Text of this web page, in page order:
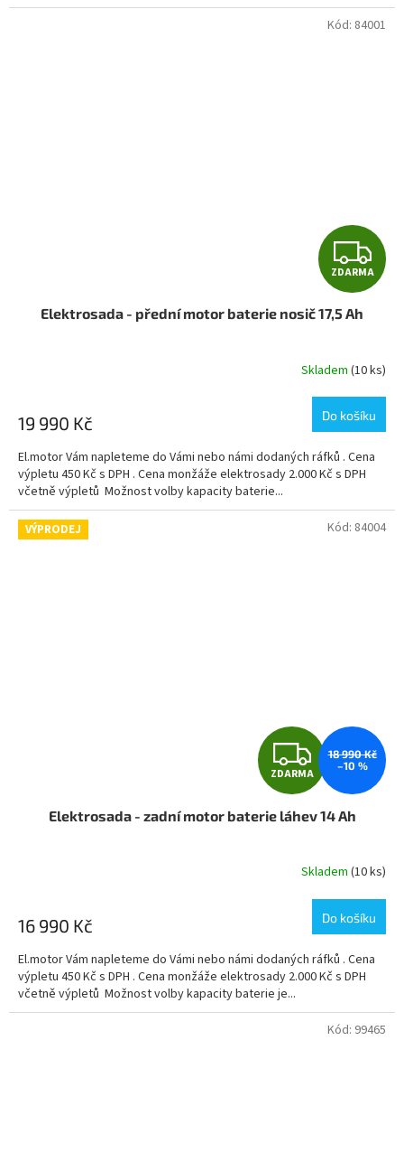
Z
D
R
M
A
ZDARMA
Elektrosada - přední motor baterie nosič 17,5 Ah
Skladem (10 ks)
19 990 Kč Do košíku
El.motor Vám napleteme do Vámi nebo námi dodaných ráfků . Cena
výpletu 450 Kč s DPH . Cena monžáže elektrosady 2.000 Kč s DPH
včetně výpletů Možnost volby kapacity baterie...
Kód: 84001
VÝPRODEJ
Z
D
A
R
M
A
ZDARMA
18 990 Kč
–10 %
Elektrosada - zadní motor baterie láhev 14 Ah
Skladem (10 ks)
16 990 Kč Do košíku
El.motor Vám napleteme do Vámi nebo námi dodaných ráfků . Cena
výpletu 450 Kč s DPH . Cena monžáže elektrosady 2.000 Kč s DPH
včetně výpletů Možnost volby kapacity baterie je...
Kód: 84004
Kód: 99465